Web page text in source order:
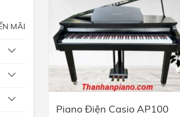
MÃI
Piano Điện Casio AP100